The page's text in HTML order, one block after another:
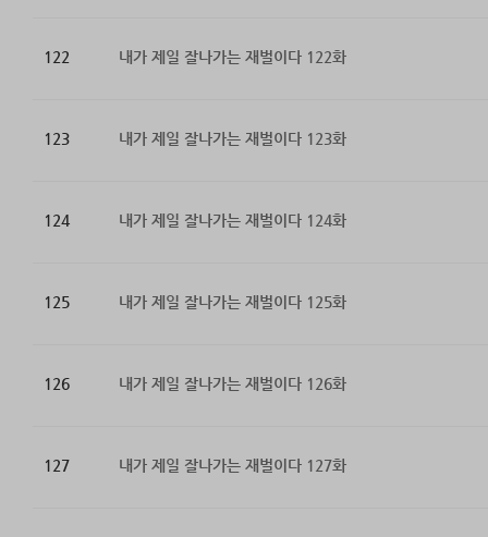
122 내가 제일 잘나가는 재벌이다 122화
123 내가 제일 잘나가는 재벌이다 123화
124 내가 제일 잘나가는 재벌이다 124화
125 내가 제일 잘나가는 재벌이다 125화
126 내가 제일 잘나가는 재벌이다 126화
127 내가 제일 잘나가는 재벌이다 127화